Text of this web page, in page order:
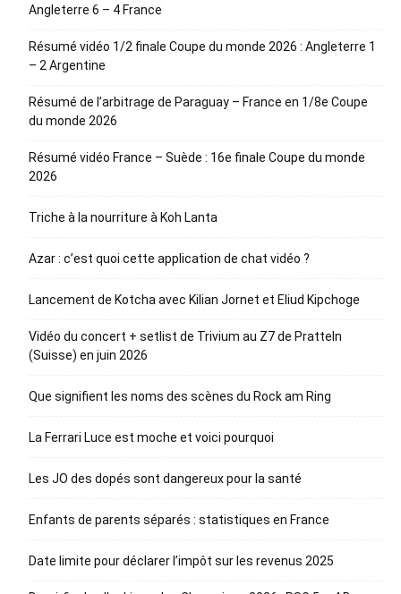
Angleterre 6 – 4 France
Résumé vidéo 1/2 finale Coupe du monde 2026 : Angleterre 1
– 2 Argentine
Résumé de l’arbitrage de Paraguay – France en 1/8e Coupe
du monde 2026
Résumé vidéo France – Suède : 16e finale Coupe du monde
2026
Triche à la nourriture à Koh Lanta
Azar : c’est quoi cette application de chat vidéo ?
Lancement de Kotcha avec Kilian Jornet et Eliud Kipchoge
Vidéo du concert + setlist de Trivium au Z7 de Pratteln
(Suisse) en juin 2026
Que signifient les noms des scènes du Rock am Ring
La Ferrari Luce est moche et voici pourquoi
Les JO des dopés sont dangereux pour la santé
Enfants de parents séparés : statistiques en France
Date limite pour déclarer l’impôt sur les revenus 2025